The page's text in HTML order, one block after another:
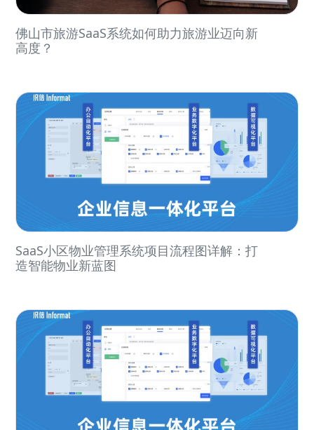
佛山市旅游SaaS系统如何助力旅游业迈向新
高度？
SaaS小区物业管理系统项目流程图详解：打
造智能物业新蓝图